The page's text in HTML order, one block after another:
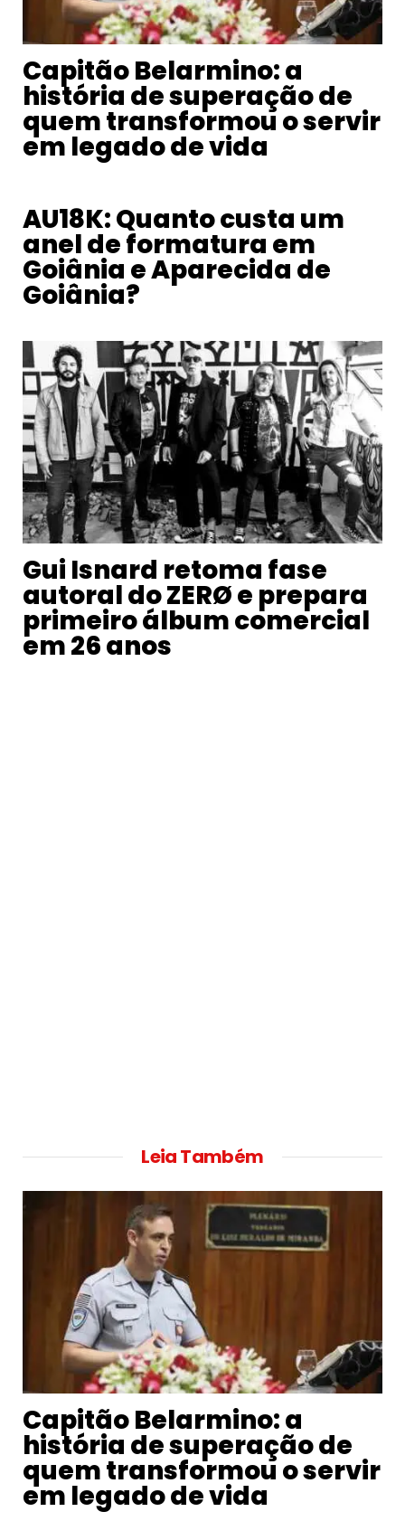
Capitão Belarmino: a
história de superação de
quem transformou o servir
em legado de vida
AU18K: Quanto custa um
anel de formatura em
Goiânia e Aparecida de
Goiânia?
Gui Isnard retoma fase
autoral do ZERØ e prepara
primeiro álbum comercial
em 26 anos
Leia Também
Capitão Belarmino: a
história de superação de
quem transformou o servir
em legado de vida